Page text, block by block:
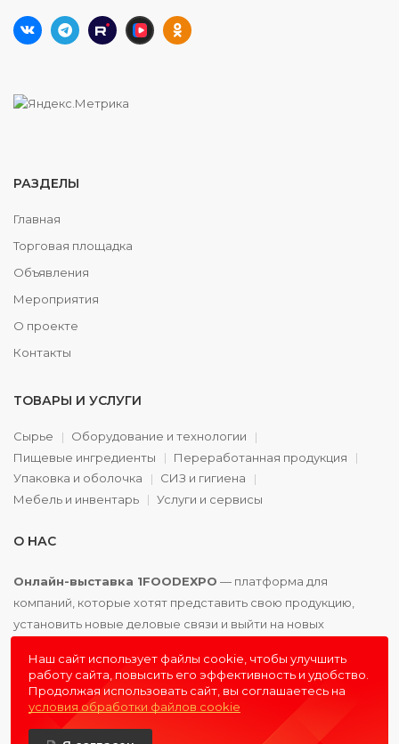
РАЗДЕЛЫ
Главная
Торговая площадка
Объявления
Мероприятия
О проекте
Контакты
ТОВАРЫ И УСЛУГИ
Сырье
Оборудование и технологии
Пищевые ингредиенты
Переработанная продукция
Упаковка и оболочка
СИЗ и гигиена
Мебель и инвентарь
Услуги и сервисы
О НАС
Онлайн-выставка 1FOODEXPO — платформа для
компаний, которые хотят представить свою продукцию,
установить новые деловые связи и выйти на новых
Наш сайт использует файлы cookie, чтобы улучшить
работу сайта, повысить его эффективность и удобство.
Продолжая использовать сайт, вы соглашаетесь на
условия обработки файлов cookie